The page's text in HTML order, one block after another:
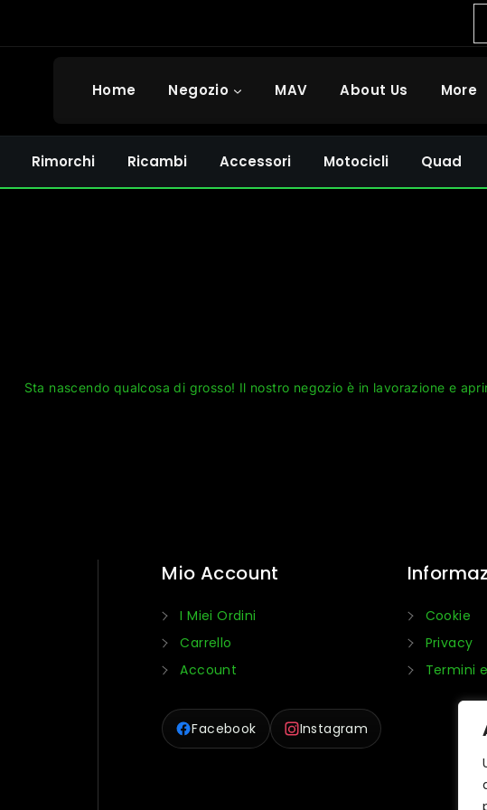
Home Negozio MAV About Us More
Rimorchi Ricambi Accessori Motocicli Quad
Sta nascendo qualcosa di grosso! Il nostro negozio è in lavorazione e
Mio Account
I Miei Ordini
Carrello
Account
Facebook Instagram
Cookie
Privacy
Termini